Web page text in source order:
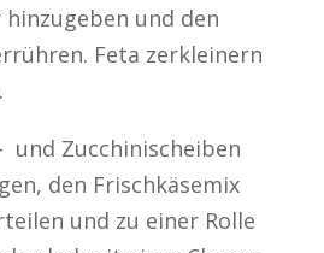
hinzugeben und den
Feta zerkleinern
und Zucchinischeiben
den Frischkäsemix
und zu einer Rolle